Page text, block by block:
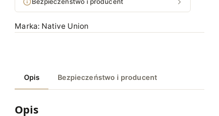
i
i
o
Bezpieczeństwo i producent
Marka: Native Union
Opis Bezpieczeństwo i producent
Opis